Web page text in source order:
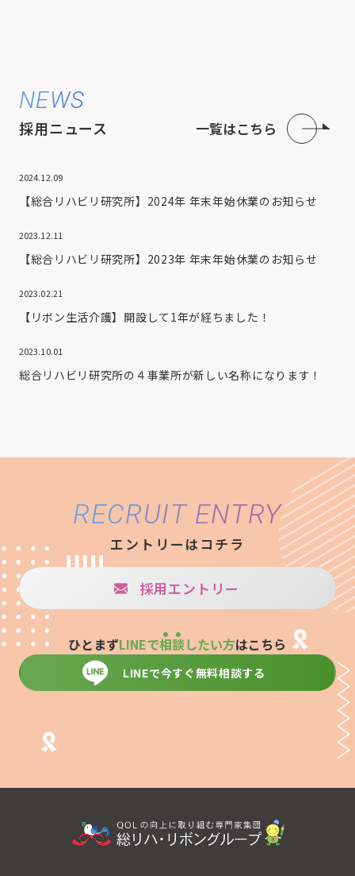
NEWS
採用ニュース 一覧はこちら
2024.12.09
【総合リハビリ研究所】2024年 年末年始休業のお知らせ
2023.12.11
【総合リハビリ研究所】2023年 年末年始休業のお知らせ
2023.02.21
【リボン生活介護】開設して1年が経ちました！
2023.10.01
総合リハビリ研究所の４事業所が新しい名称になります！
RECRUIT ENTRY
エントリーはコチラ
採用エントリー
ひとまずLINEで相談したい方はこちら
LINEで今すぐ無料相談する